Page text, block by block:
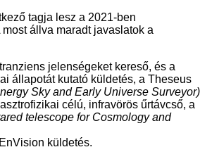
tagja lesz a 2021-ben
állva maradt javaslatok a
jelenségeket kereső, és a
állapotát kutató küldetés, a Theseus
Sky and Early Universe Surveyor)
célú, infravörös űrtávcső, a
telescope for Cosmology and
küldetés.